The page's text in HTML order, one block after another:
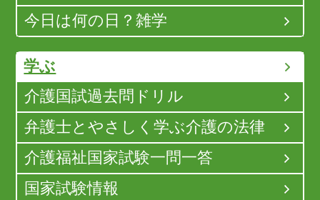
今日は何の日？雑学
学ぶ
介護国試過去問ドリル
弁護士とやさしく学ぶ介護の法律
介護福祉国家試験一問一答
国家試験情報